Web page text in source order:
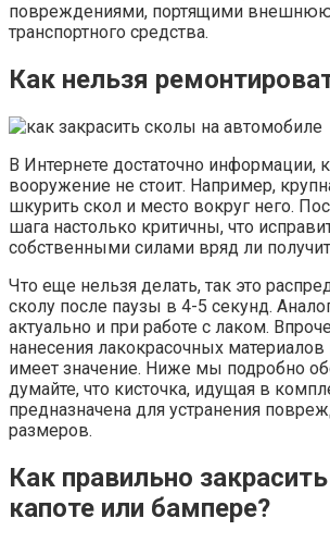
повреждениями, портящими внешнюю
транспортного средства.
Как нельзя
В Интернете достаточно информации,
вооружение не стоит. Например,
шкурить скол и место вокруг него.
шага настолько критичны, что
собственными силами вряд ли
Что еще нельзя делать, так это
сколу после паузы в 4-5 секунд.
актуально и при работе с лаком.
нанесения лакокрасочных материалов
имеет значение. Ниже мы подробно
думайте, что кисточка, идущая в
предназначена для устранения
размеров.
Как правильно
капоте или бампере?